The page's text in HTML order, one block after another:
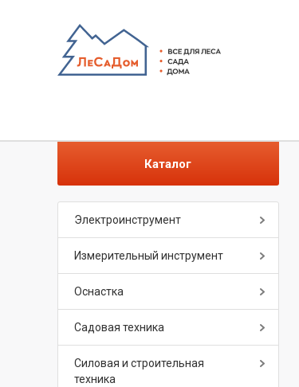
Каталог
Электроинструмент
Измерительный инструмент
Оснастка
Садовая техника
Силовая и строительная
техника